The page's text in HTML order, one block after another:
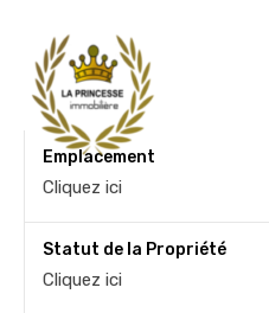
Emplacement
Cliquez ici
Statut de la Propriété
Cliquez ici